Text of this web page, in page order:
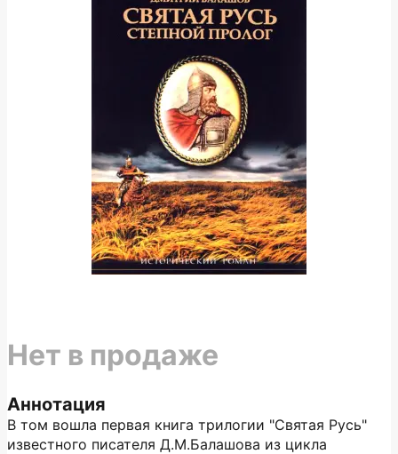
Аннотация
В том вошла первая книга трилогии "Святая Русь"
известного писателя Д.М.Балашова из цикла
Нет в продаже